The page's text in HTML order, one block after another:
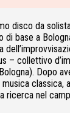
disco da
di base a
– collettivo
Dopo
classica,
ricerca nel